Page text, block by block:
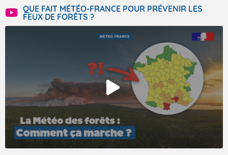
QUE FAIT MÉTÉO-FRANCE POUR PRÉVENIR LES
FEUX DE FORÊTS ?